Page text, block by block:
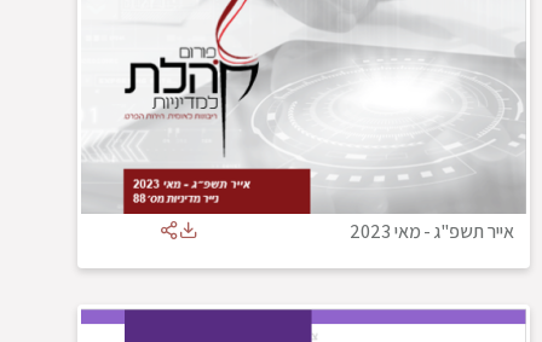
אייר תשפ"ג-מאי 2023